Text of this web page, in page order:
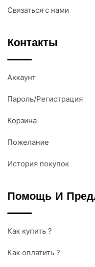
Связаться с нами
Контакты
Аккаунт
Пароль/Регистрация
Корзина
Пожелание
История покупок
Помощь И
Как купить ?
Как оплатить ?